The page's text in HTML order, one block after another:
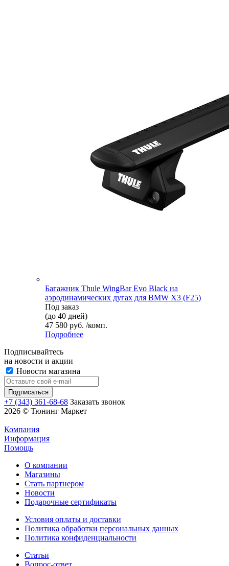
Багажник Thule WingBar Evo Black на
аэродинамических дугах для BMW X3 (F25)
Под заказ
(до 40 дней)
47 580 руб. /комп.
Подробнее
Подписывайтесь
на новости и акции
Новости магазина
+7 (343) 361-68-68 Заказать звонок
2026 © Тюнинг Маркет
Компания
Информация
Помощь
О компании
Магазины
Стать партнером
Новости
Подарочные сертификаты
Условия оплаты и доставки
Политика обработки персональных данных
Политика конфиденциальности
Статьи
Вопрос-ответ